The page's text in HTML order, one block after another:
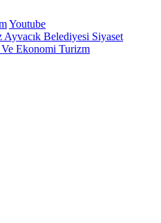
Youtube
Ayvacık Belediyesi Siyaset
Ekonomi Turizm